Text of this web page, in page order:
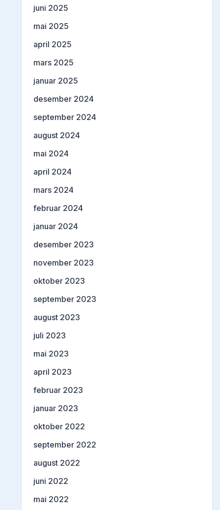
juni 2025
mai 2025
april 2025
mars 2025
januar 2025
desember 2024
september 2024
august 2024
mai 2024
april 2024
mars 2024
februar 2024
januar 2024
desember 2023
november 2023
oktober 2023
september 2023
august 2023
juli 2023
mai 2023
april 2023
februar 2023
januar 2023
oktober 2022
september 2022
august 2022
juni 2022
mai 2022